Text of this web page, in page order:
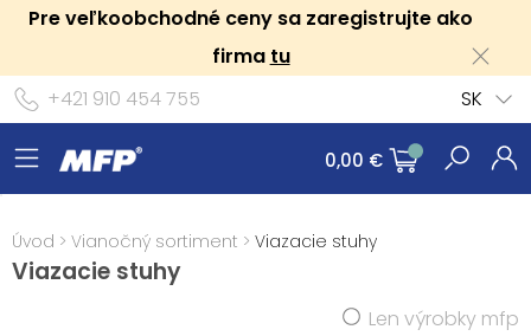
Pre veľkoobchodné ceny sa zaregistrujte ako
firma tu
+421 910 454 755
SK
0,00 €
Úvod > Vianočný sortiment > Viazacie stuhy
Viazacie stuhy
Len výrobky mfp